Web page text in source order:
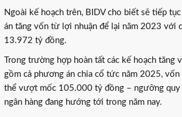
Ngoài kế hoạch trên, BIDV cho biết sẽ tiếp
án tăng vốn từ lợi nhuận để lại năm 2023 với
13.972 tỷ đồng.
Trong trường hợp hoàn tất các kế hoạch tăng
gồm cả phương án chia cổ tức năm 2025, vốn
thể vượt mốc 105.000 tỷ đồng – ngưỡng quy
ngân hàng đang hướng tới trong năm nay.